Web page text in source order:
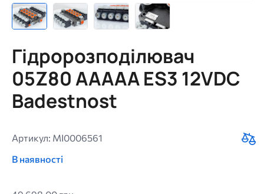
Гідророзподілювач
05Z80 AAAAA ES3 12VDC
Badestnost
Артикул: MI0006561
В наявності